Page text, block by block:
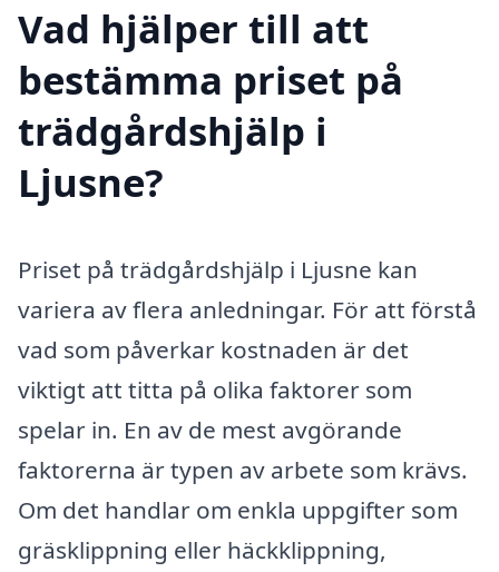
Vad hjälper till att
bestämma priset på
trädgårdshjälp i
Ljusne?
Priset på trädgårdshjälp i Ljusne kan
variera av flera anledningar. För att förstå
vad som påverkar kostnaden är det
viktigt att titta på olika faktorer som
spelar in. En av de mest avgörande
faktorerna är typen av arbete som krävs.
Om det handlar om enkla uppgifter som
gräsklippning eller häckklippning,